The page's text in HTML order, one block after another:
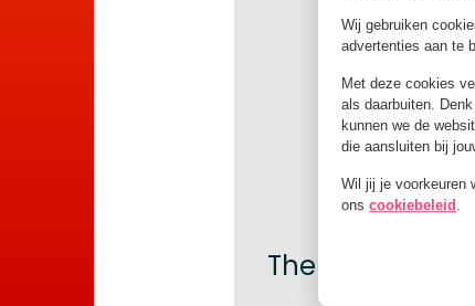
Wij gebruiken
advertenties aan te
Met deze cookies
als daarbuiten.
kunnen we de
die aansluiten bij
Wil jij je voorkeuren
ons cookiebeleid
The Monthly